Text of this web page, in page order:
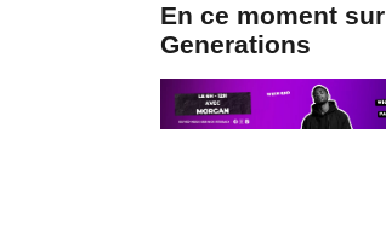
En ce moment sur
Generations